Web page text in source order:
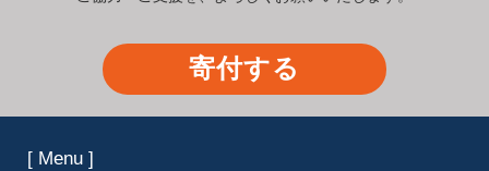
寄付する
[ Menu ]